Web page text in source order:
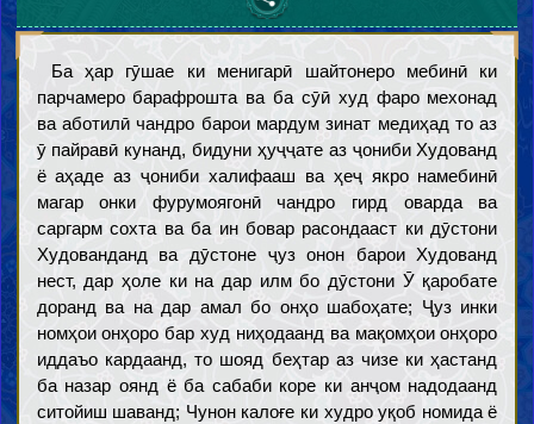
Ба ҳар гӯшае ки менигарӣ шайтонеро мебинӣ ки
парчамеро барафрошта ва ба сӯӣ худ фаро мехонад
ва аботилӣ чандро барои мардум зинат медиҳад то аз
ӯ пайравӣ кунанд, бидуни ҳуҷҷате аз ҷониби Худованд
ё аҳаде аз ҷониби халифааш ва ҳеҷ якро намебинӣ
магар онки фурумоягонӣ чандро гирд оварда ва
саргарм сохта ва ба ин бовар расондааст ки дӯстони
Худованданд ва дӯстоне ҷуз онон барои Худованд
нест, дар ҳоле ки на дар илм бо дӯстони Ӯ қаробате
доранд ва на дар амал бо онҳо шабоҳате; Ҷуз инки
номҳои онҳоро бар худ ниҳодаанд ва мақомҳои онҳоро
иддаъо кардаанд, то шояд беҳтар аз чизе ки ҳастанд
ба назар оянд ё ба сабаби коре ки анҷом надодаанд
ситойиш шаванд; Чунон калоғе ки худро уқоб номида ё